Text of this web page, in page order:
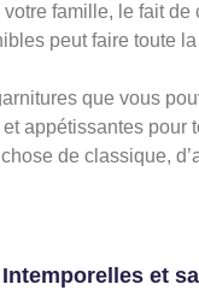
famille, le fait de
peut faire toute
que vous
appétissantes pour
de classique,
et